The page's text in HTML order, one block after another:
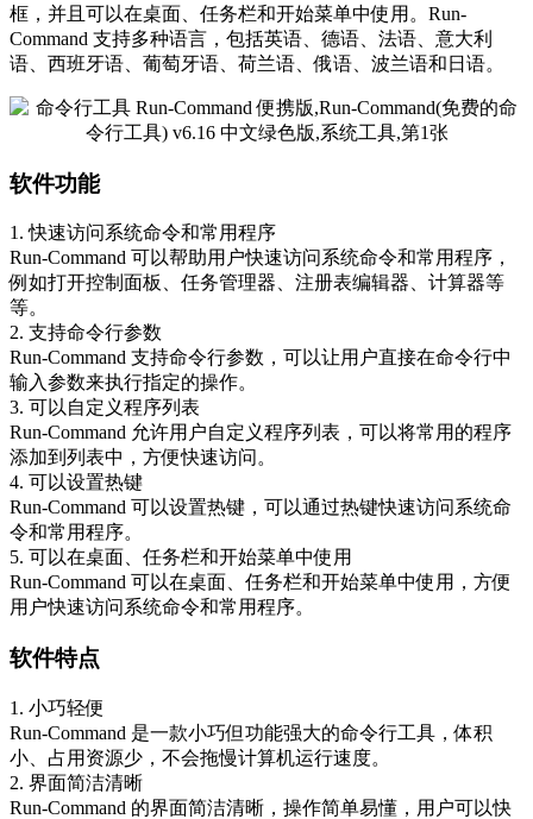
框，并且可以在桌面、任务栏和开始菜单中使用。Run-
Command 支持多种语言，包括英语、德语、法语、意大利
语、西班牙语、葡萄牙语、荷兰语、俄语、波兰语和日语。
软件功能
1. 快速访问系统命令和常用程序
Run-Command 可以帮助用户快速访问系统命令和常用程序，
例如打开控制面板、任务管理器、注册表编辑器、计算器等
等。
2. 支持命令行参数
Run-Command 支持命令行参数，可以让用户直接在命令行中
输入参数来执行指定的操作。
3. 可以自定义程序列表
Run-Command 允许用户自定义程序列表，可以将常用的程序
添加到列表中，方便快速访问。
4. 可以设置热键
Run-Command 可以设置热键，可以通过热键快速访问系统命
令和常用程序。
5. 可以在桌面、任务栏和开始菜单中使用
Run-Command 可以在桌面、任务栏和开始菜单中使用，方便
用户快速访问系统命令和常用程序。
软件特点
1. 小巧轻便
Run-Command 是一款小巧但功能强大的命令行工具，体积
小、占用资源少，不会拖慢计算机运行速度。
2. 界面简洁清晰
Run-Command 的界面简洁清晰，操作简单易懂，用户可以快